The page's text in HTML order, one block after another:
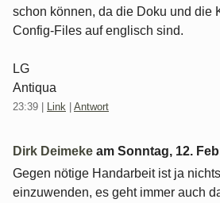
schon können, da die Doku und die
Config-Files auf englisch sind.
LG
Antiqua
23:39 Link Antwort
Dirk Deimeke am Sonntag, 12.
Gegen nötige Handarbeit ist ja nichts
einzuwenden, es geht immer auch